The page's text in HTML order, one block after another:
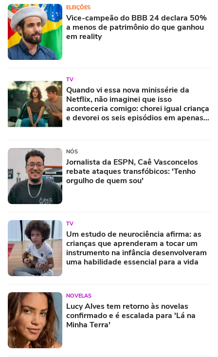
ELEIÇÕES
Vice-campeão do BBB 24 declara 50%
a menos de patrimônio do que ganhou
em reality
TV
Quando vi essa nova minissérie da
Netflix, não imaginei que isso
aconteceria comigo: chorei igual criança
e devorei os seis episódios em apenas
NÓS
Jornalista da ESPN, Caê Vasconcelos
rebate ataques transfóbicos: 'Tenho
orgulho de quem sou'
TV
Um estudo de neurociência afirma: as
crianças que aprenderam a tocar um
instrumento na infância desenvolveram
uma habilidade essencial para a vida
NOVELAS
Lucy Alves tem retorno às novelas
confirmado e é escalada para 'Lá na
Minha Terra'